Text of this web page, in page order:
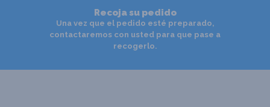
Recoja su pedido
Una vez que el pedido esté preparado,
contactaremos con usted para que pase a
recogerlo.